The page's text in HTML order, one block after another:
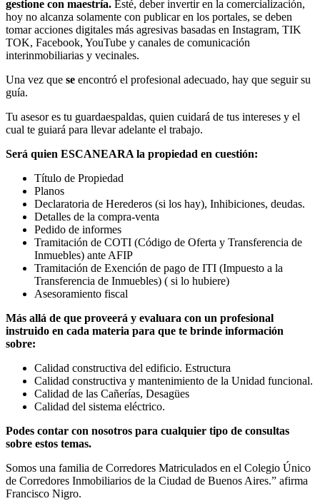
gestione con maestría. Esté, deber invertir en la comercialización,
hoy no alcanza solamente con publicar en los portales, se deben
tomar acciones digitales más agresivas basadas en Instagram, TIK
TOK, Facebook, YouTube y canales de comunicación
interinmobiliarias y vecinales.
Una vez que se encontró el profesional adecuado, hay que seguir su
guía.
Tu asesor es tu guardaespaldas, quien cuidará de tus intereses y el
cual te guiará para llevar adelante el trabajo.
Será quien ESCANEARA la propiedad en cuestión:
Título de Propiedad
Planos
Declaratoria de Herederos (si los hay), Inhibiciones, deudas.
Detalles de la compra-venta
Pedido de informes
Tramitación de COTI (Código de Oferta y Transferencia de
Inmuebles) ante AFIP
Tramitación de Exención de pago de ITI (Impuesto a la
Transferencia de Inmuebles) ( si lo hubiere)
Asesoramiento fiscal
Más allá de que proveerá y evaluara con un profesional
instruido en cada materia para que te brinde información
sobre:
Calidad constructiva del edificio. Estructura
Calidad constructiva y mantenimiento de la Unidad funcional.
Calidad de las Cañerías, Desagües
Calidad del sistema eléctrico.
Podes contar con nosotros para cualquier tipo de consultas
sobre estos temas.
Somos una familia de Corredores Matriculados en el Colegio Único
de Corredores Inmobiliarios de la Ciudad de Buenos Aires.” afirma
Francisco Nigro.